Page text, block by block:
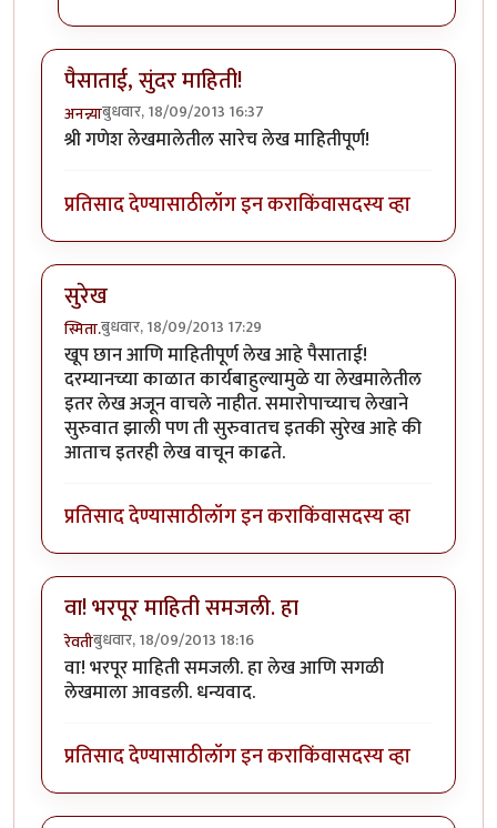
पैसाताई, सुंदर माहिती!
अनन्न्याबुधवार, 18/09/2013 16:37
श्री गणेश लेखमालेतील सारेच लेख माहितीपूर्ण!
प्रतिसाद देण्यासाठीलॉग इन कराकिंवासदस्य व्हा
सुरेख
स्मिता.बुधवार, 18/09/2013 17:29
खूप छान आणि माहितीपूर्ण लेख आहे पैसाताई!
दरम्यानच्या काळात कार्यबाहुल्यामुळे या लेखमालेतील
इतर लेख अजून वाचले नाहीत. समारोपाच्याच लेखाने
सुरुवात झाली पण ती सुरुवातच इतकी सुरेख आहे की
आताच इतरही लेख वाचून काढते.
प्रतिसाद देण्यासाठीलॉग इन कराकिंवासदस्य व्हा
वा! भरपूर माहिती समजली. हा
रेवतीबुधवार, 18/09/2013 18:16
वा! भरपूर माहिती समजली. हा लेख आणि सगळी
लेखमाला आवडली. धन्यवाद.
प्रतिसाद देण्यासाठीलॉग इन कराकिंवासदस्य व्हा